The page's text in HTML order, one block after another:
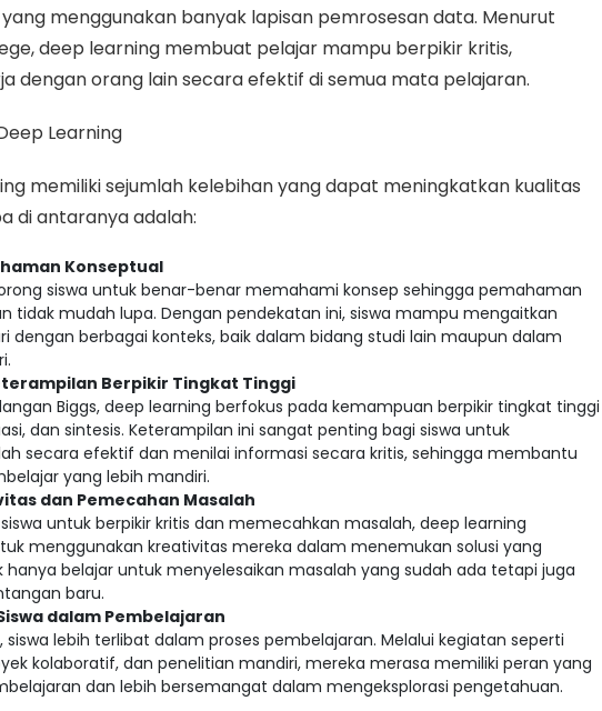
menggunakan banyak lapisan pemrosesan data. Menurut
deep learning membuat pelajar mampu berpikir kritis,
dengan orang lain secara efektif di semua mata pelajaran.
Learning
memiliki sejumlah kelebihan yang dapat meningkatkan kualitas
di antaranya adalah:
Konseptual
siswa untuk benar-benar memahami konsep sehingga pemahaman
tidak mudah lupa. Dengan pendekatan ini, siswa mampu mengaitkan
dengan berbagai konteks, baik dalam bidang studi lain maupun dalam
Berpikir Tingkat Tinggi
Biggs, deep learning berfokus pada kemampuan berpikir tingkat tinggi
dan sintesis. Keterampilan ini sangat penting bagi siswa untuk
secara efektif dan menilai informasi secara kritis, sehingga membantu
yang lebih mandiri.
dan Pemecahan Masalah
untuk berpikir kritis dan memecahkan masalah, deep learning
menggunakan kreativitas mereka dalam menemukan solusi yang
hanya belajar untuk menyelesaikan masalah yang sudah ada tetapi juga
baru.
dalam Pembelajaran
siswa lebih terlibat dalam proses pembelajaran. Melalui kegiatan seperti
kolaboratif, dan penelitian mandiri, mereka merasa memiliki peran yang
dan lebih bersemangat dalam mengeksplorasi pengetahuan.